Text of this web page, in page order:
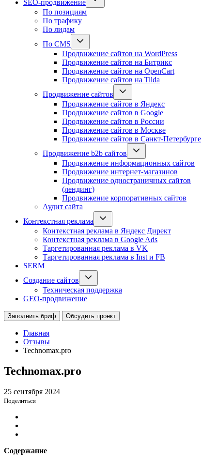
SEO-продвижение
По позициям
По трафику
По лидам
По CMS
Продвижение сайтов на WordPress
Продвижение сайтов на Битрикс
Продвижение сайтов на OpenCart
Продвижение сайтов на Tilda
Продвижение сайтов
Продвижение сайтов в Яндекс
Продвижение сайтов в Google
Продвижение сайтов в России
Продвижение сайтов в Москве
Продвижение сайтов в Санкт-Петербурге
Продвижение b2b сайтов
Продвижение информационных сайтов
Продвижение интернет-магазинов
Продвижение одностраничных сайтов
(лендинг)
Продвижение корпоративных сайтов
Аудит сайта
Контекстная реклама
Контекстная реклама в Яндекс Директ
Контекстная реклама в Google Ads
Таргетированная реклама в VK
Таргетированная реклама в Inst и FB
SERM
Создание сайтов
Техническая поддержка
GEO-продвижение
Заполнить бриф Обсудить проект
Главная
Отзывы
Technomax.pro
Technomax.pro
25 сентября 2024
Поделиться
Содержание